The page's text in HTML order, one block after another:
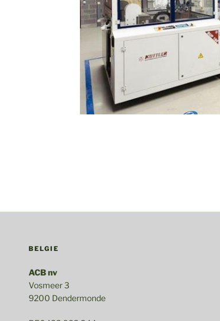
BELGIE
ACB nv
Vosmeer 3
9200 Dendermonde